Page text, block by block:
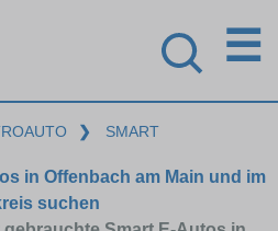
☰
❯ SMART
in Offenbach am Main und im
suchen